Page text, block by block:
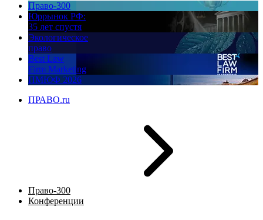
Право-300
Юррынок РФ:
35 лет спустя
Экологическое
право
Best Law
Firm Marketing
ПМЮФ 2026
ПРАВО.ru
Право-300
Конференции